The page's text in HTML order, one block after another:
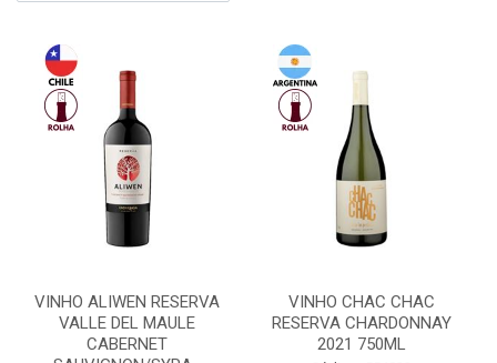
VINHO ALIWEN RESERVA
VALLE DEL MAULE
CABERNET
VINHO CHAC CHAC
RESERVA CHARDONNAY
2021 750ML